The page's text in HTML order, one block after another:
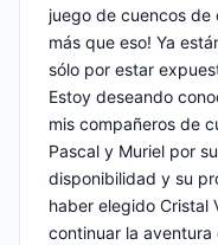
juego de cuencos de
más que eso! Ya
sólo por estar
Estoy deseando
mis compañeros de
Pascal y Muriel por
disponibilidad y su
haber elegido Cristal
continuar la